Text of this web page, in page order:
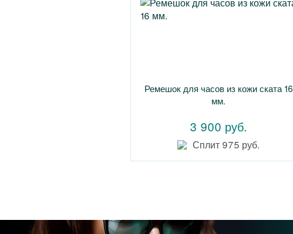
Ремешок для часов из кожи ската 16
мм.
3 900 руб.
Сплит 975 руб.